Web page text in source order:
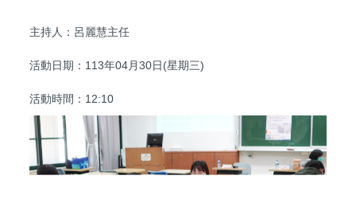
主持人：呂麗慧主任
活動日期：113年04月30日(星期三)
活動時間：12:10